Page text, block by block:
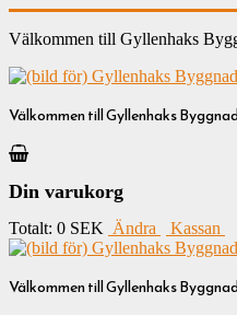
Välkommen till Gyllenhaks
Välkommen till Gyllenhaks
Din varukorg
Totalt: 0 SEK Ändra Kassan
Välkommen till Gyllenhaks